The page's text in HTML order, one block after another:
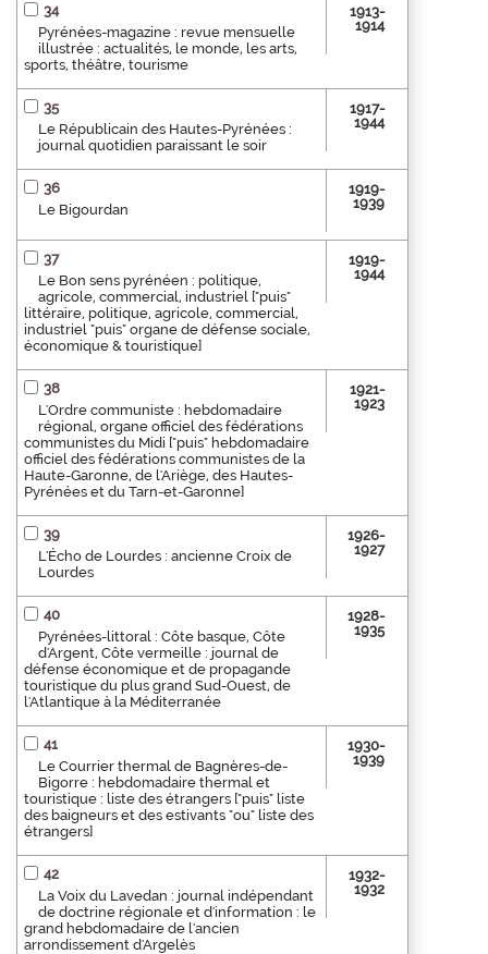
34
Pyrénées-magazine : revue mensuelle
illustrée : actualités, le monde, les arts,
sports, théâtre, tourisme
1913-
1914
35
Le Républicain des Hautes-Pyrénées :
journal quotidien paraissant le soir
1917-
1944
36
Le Bigourdan
1919-
1939
37
Le Bon sens pyrénéen : politique,
agricole, commercial, industriel ["puis"
littéraire, politique, agricole, commercial,
industriel "puis" organe de défense sociale,
économique & touristique]
1919-
1944
38
L'Ordre communiste : hebdomadaire
régional, organe officiel des fédérations
communistes du Midi ["puis" hebdomadaire
officiel des fédérations communistes de la
Haute-Garonne, de l'Ariège, des Hautes-
Pyrénées et du Tarn-et-Garonne]
1921-
1923
39
L'Écho de Lourdes : ancienne Croix de
Lourdes
1926-
1927
40
Pyrénées-littoral : Côte basque, Côte
d'Argent, Côte vermeille : journal de
défense économique et de propagande
touristique du plus grand Sud-Ouest, de
l'Atlantique à la Méditerranée
1928-
1935
41
Le Courrier thermal de Bagnères-de-
Bigorre : hebdomadaire thermal et
touristique : liste des étrangers ["puis" liste
des baigneurs et des estivants "ou" liste des
étrangers]
1930-
1939
42
La Voix du Lavedan : journal indépendant
de doctrine régionale et d'information : le
grand hebdomadaire de l'ancien
arrondissement d'Argelès
1932-
1932